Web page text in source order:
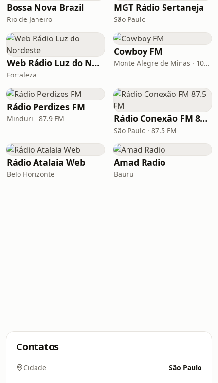
Bossa Nova Brazil
Rio de Janeiro
MGT Rádio Sertaneja
São Paulo
Web Rádio Luz do Nordeste
Fortaleza
Cowboy FM
Monte Alegre de Minas · 107.9 FM
Rádio Perdizes FM
Minduri · 87.9 FM Rádio Conexão FM 87.5 FM
São Paulo · 87.5 FM
Rádio Atalaia Web
Belo Horizonte
Amad Radio
Bauru
Contatos
Cidade São Paulo